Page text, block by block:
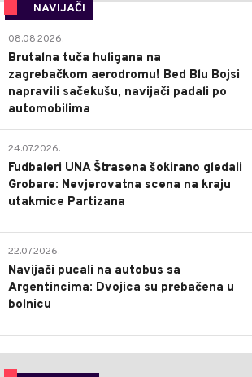
NAVIJAČI
08.08.2026.
Brutalna tuča huligana na
zagrebačkom aerodromu! Bed Blu Bojsi
napravili sačekušu, navijači padali po
automobilima
24.07.2026.
Fudbaleri UNA Štrasena šokirano gledali
Grobare: Nevjerovatna scena na kraju
utakmice Partizana
22.07.2026.
Navijači pucali na autobus sa
Argentincima: Dvojica su prebačena u
bolnicu